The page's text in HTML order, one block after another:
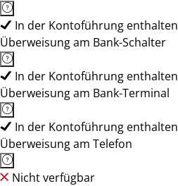
In der Kontoführung enthalten
Überweisung am Bank-Schalter
In der Kontoführung enthalten
Überweisung am Bank-Terminal
In der Kontoführung enthalten
Überweisung am Telefon
Nicht verfügbar